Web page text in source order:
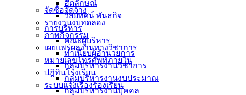
จัดซื้อจัดจ้าง
รายงานงบทดลอง
ภาพกิจกรรม
เผยแพร่ผลงานทางวิชาการ
หมายเลขโทรศัพท์ภายใน
ปฎิทินโรงเรียน
ระบบแจ้งเรื่องร้องเรียน
อัตลักษณ์
วิสัยทัศน์ พันธกิจ
การบริหาร
คณะผู้บริหาร
ทำเนียบผู้อำนวยการ
กลุ่มบริหารงานวิชาการ
กลุ่มบริหารงานงบประมาณ
กลุ่มบริหารงานบุคคล